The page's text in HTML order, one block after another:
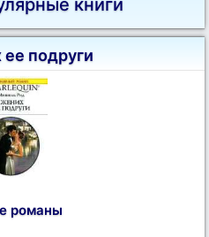
книги
подруги
романы